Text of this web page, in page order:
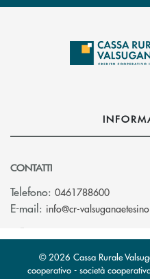
CONTATTI
Telefono: 0461788600
E-mail: info@cr-
© 2026 Cassa Rurale
cooperativo - società